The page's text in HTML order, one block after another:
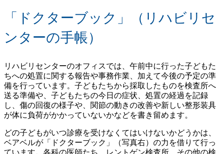
「ドクターブック」（リハビリセ
ンターの手帳）
リハビリセンターのオフィスでは、午前中に行った子どもた
ちへの処置に関する報告や事務作業、加えて今後の予定の準
備を行っています。子どもたちから採取したものを検査所へ
送る準備や、子どもたちの今日の症状、処置の経過を記録
し、傷の回復の様子や、関節の動きの改善や新しい整形装具
が体に負荷がかかっていないかなどを書き留めます。
どの子どもがいつ診療を受けなくてはいけないかどうかは、
ベアベルが「ドクターブック」（写真右）の力を借りて行っ
ています。各科の医師たち、レントゲン検査所、その他の検